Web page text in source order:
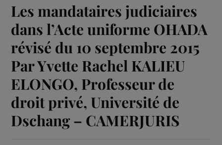
Les mandataires judiciaires
dans l’Acte uniforme OHADA
révisé du 10 septembre 2015
Par Yvette Rachel KALIEU
ELONGO, Professeur de
droit privé, Université de
Dschang – CAMERJURIS